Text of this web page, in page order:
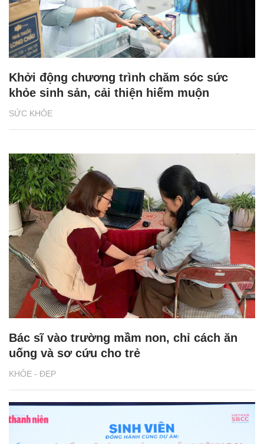
SỨC KHỎE
Khởi động chương trình chăm sóc sức
khỏe sinh sản, cải thiện hiếm muộn
KHỎE - ĐẸP
Bác sĩ vào trường mầm non, chỉ cách ăn
uống và sơ cứu cho trẻ